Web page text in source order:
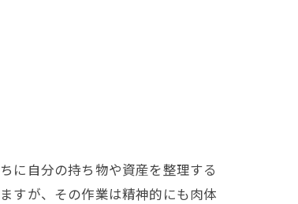
に自分の持ち物や資産を整理する
すが、その作業は精神的にも肉体